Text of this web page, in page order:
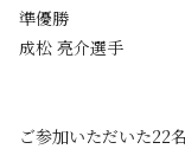
準優勝
成松 亮介選手
ご参加いただいた22